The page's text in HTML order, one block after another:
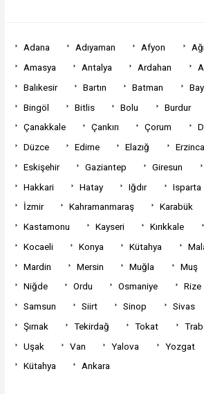
Adana Adıyaman Afyon
Amasya
Antalya Ardahan
Balıkesir
Bartın Batman
Bingöl
Bitlis Bolu Burdur
Çanakkale
Çankırı Çorum
Düzce
Edirne Elazığ
Eskişehir
Gaziantep Giresun
Hakkari
Hatay Iğdır Isparta
İzmir
Kahramanmaraş Karabük
Kastamonu
Kayseri Kırıkkale
Kocaeli
Konya Kütahya
Mardin
Mersin Muğla Muş
Niğde
Ordu Osmaniye Rize
Samsun
Siirt Sinop Sivas
Şırnak
Tekirdağ Tokat
Uşak
Van Yalova Yozgat
Kütahya
Ankara